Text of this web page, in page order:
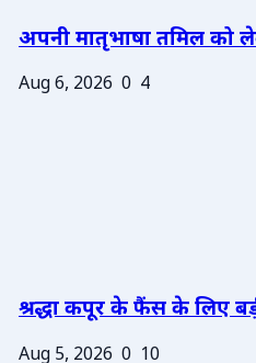
अपनी मातृभाषा तमिल को
Aug 6, 2026 0 4
श्रद्धा कपूर के फैंस के लिए
Aug 5, 2026 0 10